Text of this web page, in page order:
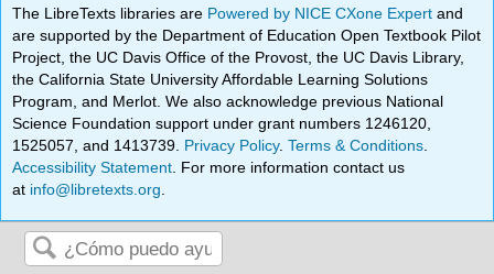
The LibreTexts libraries are Powered by NICE CXone Expertand
are supported by the Department of Education Open Textbook Pilot
Project, the UC Davis Office of the Provost, the UC Davis Library,
the California State University Affordable Learning Solutions
Program, and Merlot. We also acknowledge previous National
Science Foundation support under grant numbers 1246120,
1525057, and 1413739. Privacy Policy.Terms & Conditions
Accessibility Statement . For more information contact us
at info@libretexts.org